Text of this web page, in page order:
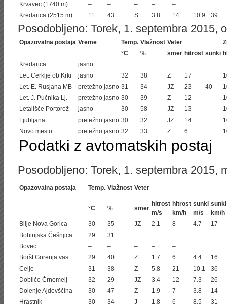
Krvavec (1740 m)
– – – –
–
Kredarica (2515 m)
11 43 S 3.8 14 10.9 39
Posodobljeno: Torek, 1. septembra 2015,
Opazovalna postaja Vreme Temp. Vlažnost Veter
°C
% smer hitrost sunki
Kredarica
jasno
Let. Cerklje ob Krki
jasno 32 38 Z 17
Let. E. Rusjana MB
pretežno jasno 31 34 JZ 23 40
Let. J. Pučnika Lj.
pretežno jasno 30 39 Z 12
Letališče Portorož
jasno 30 58 JZ 13
Ljubljana
pretežno jasno 30 32 JZ 14
Novo mesto
pretežno jasno 32 33 Z 6
Podatki z avtomatskih postaj
Posodobljeno: Torek, 1. septembra 2015,
Opazovalna postaja Temp. Vlažnost Veter
°C % smer
hitrost
m/s
hitrost
km/h
sunki
m/s
sunki
km/h
Bilje Nova Gorica
30 35 JZ 2.1 8 4.7
17
Bohinjska Češnjica
29
31
Bovec
– – – –
–
Boršt Gorenja vas
29 40 Z 1.7 6 4.4
16
Celje
31 38 Z 5.8 21 10.1
36
Dobliče Črnomelj
32 29 JZ 3.4 12 7.3
26
Dolenje Ajdovščina
30 47 Z 1.9 7 3.8
14
Hrastnik
30 34 J 1.8 6 8.5 31